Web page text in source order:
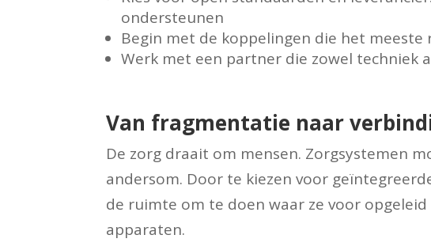
ondersteunen
Begin met de koppelingen die het
Werk met een partner die zowel techniek
Van fragmentatie naar
De zorg draait om mensen. Zorgsystemen
andersom. Door te kiezen voor
de ruimte om te doen waar ze voor
apparaten.